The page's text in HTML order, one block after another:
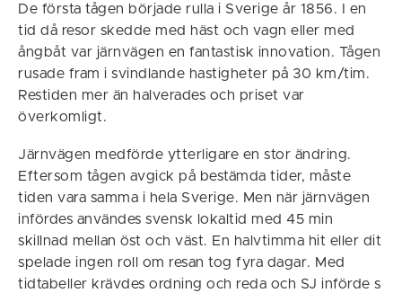
De första tågen började rulla i Sverige år 1856. I en
tid då resor skedde med häst och vagn eller med
ångbåt var järnvägen en fantastisk innovation. Tågen
rusade fram i svindlande hastigheter på 30 km/tim.
Restiden mer än halverades och priset var
överkomligt.
Järnvägen medförde ytterligare en stor ändring.
Eftersom tågen avgick på bestämda tider, måste
tiden vara samma i hela Sverige. Men när järnvägen
infördes användes svensk lokaltid med 45 min
skillnad mellan öst och väst. En halvtimma hit eller dit
spelade ingen roll om resan tog fyra dagar. Med
tidtabeller krävdes ordning och reda och SJ införde s